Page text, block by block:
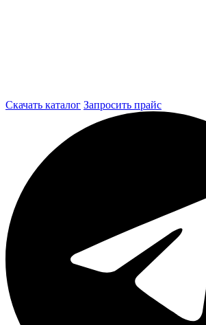
Скачать каталог Запросить прайс